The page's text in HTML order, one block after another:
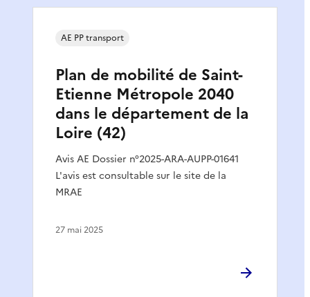
Plan de mobilité de Saint-
Etienne Métropole 2040
dans le département de la
Loire (42)
Avis AE Dossier n°2025-ARA-AUPP-01641
L'avis est consultable sur le site de la
MRAE
AE PP transport
27 mai 2025